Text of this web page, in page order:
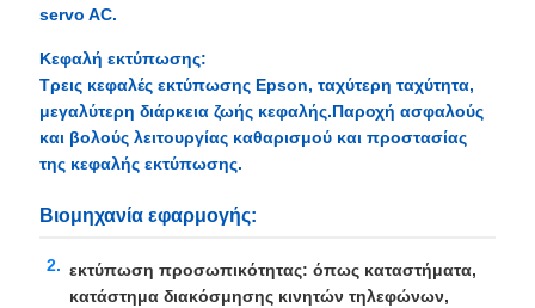
servo AC.
Κεφαλή εκτύπωσης:
Τρεις κεφαλές εκτύπωσης Epson, ταχύτερη ταχύτητα,
μεγαλύτερη διάρκεια ζωής κεφαλής.Παροχή ασφαλούς
και βολούς λειτουργίας καθαρισμού και προστασίας
της κεφαλής εκτύπωσης.
Βιομηχανία εφαρμογής:
εκτύπωση προσωπικότητας: όπως καταστήματα,
κατάστημα διακόσμησης κινητών τηλεφώνων,